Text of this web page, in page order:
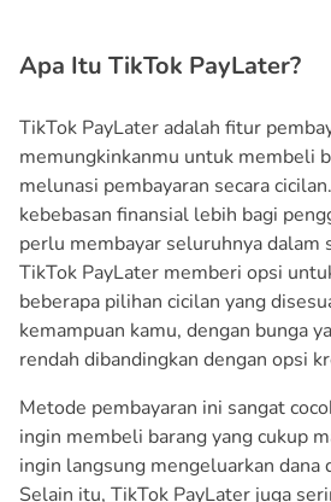
Apa Itu TikTok PayLater?
TikTok PayLater adalah fitur
memungkinkanmu untuk membeli
melunasi pembayaran secara
kebebasan finansial lebih bagi
perlu membayar seluruhnya dalam
TikTok PayLater memberi opsi
beberapa pilihan cicilan yang
kemampuan kamu, dengan bunga
rendah dibandingkan dengan opsi
Metode pembayaran ini sangat
ingin membeli barang yang cukup
ingin langsung mengeluarkan dana
Selain itu, TikTok PayLater juga